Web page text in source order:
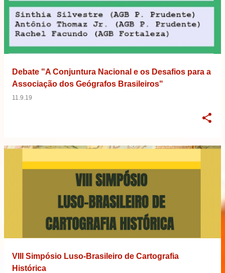
Debate "A Conjuntura Nacional e os Desafios para a
Associação dos Geógrafos Brasileiros"
11.9.19
VIII Simpósio Luso-Brasileiro de Cartografia
Histórica